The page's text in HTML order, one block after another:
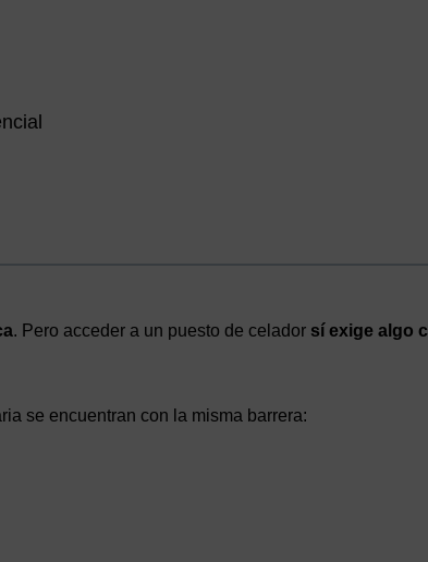
. Pero acceder a un puesto de celador sí exige algo
se encuentran con la misma barrera: